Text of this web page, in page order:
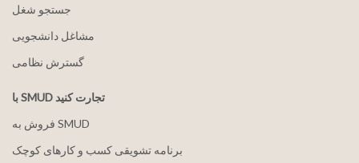
جستجو شغل
مشاغل دانشجویی
گسترش نظامی
با SMUD تجارت کنید
فروش به SMUD
برنامه تشویقی کسب و کارهای کوچک